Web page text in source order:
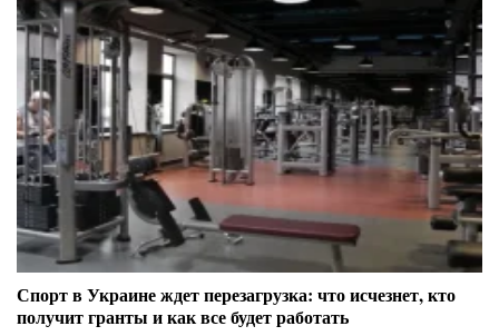
Спорт в Украине ждет перезагрузка: что исчезнет, кто
получит гранты и как все будет работать